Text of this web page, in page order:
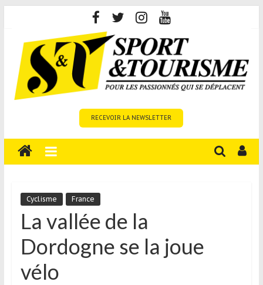
content
Tourisme
est
média
sur
tourisme
sportif
qui
RECEVOIR LA NEWSLETTER
Cyclisme France
La vallée de la
Dordogne se la joue
vélo